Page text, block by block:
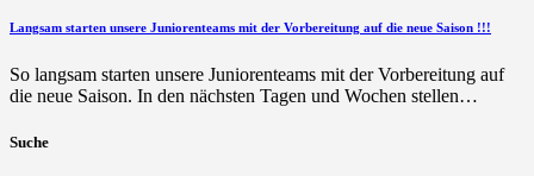
Langsam starten unsere Juniorenteams mit der Vorbereitung auf die neue Saison !!!
So langsam starten unsere Juniorenteams mit der Vorbereitung auf
die neue Saison. In den nächsten Tagen und Wochen stellen…
Suche